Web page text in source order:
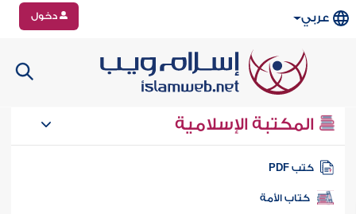
عربي دخول
المكتبة الإسلامية
كتب PDF